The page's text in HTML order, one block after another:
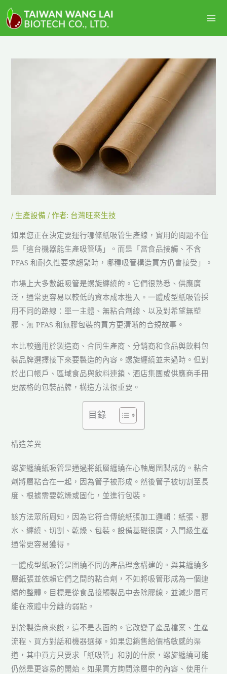
至
主
/ 生產設備 / 作者: 台灣旺來生技
如果您正在決定要運行哪條紙吸管生產線，實用的問題不僅
是「這台機器能生產吸管嗎」。而是「當食品接觸、不含
PFAS 和耐久性要求趨緊時，哪種吸管構造買方仍會接受」。
市場上大多數紙吸管是螺旋纏繞的。它們很熟悉、供應廣
泛，通常更容易以較低的資本成本進入。一體成型紙吸管採
用不同的路線：單一主體、無粘合劑線、以及對希望無塑
膠、無 PFAS 和無膠包裝的買方更清晰的合規故事。
本比較適用於製造商、合同生產商、分銷商和食品與飲料包
裝品牌選擇接下來要製造的內容。螺旋纏繞並未過時。但對
於出口帳戶、區域食品與飲料連鎖、酒店集團或供應商手冊
更嚴格的包裝品牌，構造方法很重要。
目錄
構造差異
螺旋纏繞紙吸管是通過將紙層纏繞在心軸周圍製成的。粘合
劑將層粘合在一起，因為管子被形成。然後管子被切割至長
度、根據需要乾燥或固化，並進行包裝。
該方法眾所周知，因為它符合傳統紙張加工邏輯：紙張、膠
水、纏繞、切割、乾燥、包裝。設備基礎很廣，入門級生產
通常更容易獲得。
一體成型紙吸管是圍繞不同的產品理念構建的。與其纏繞多
層紙張並依賴它們之間的粘合劑，不如將吸管形成為一個連
續的整體。目標是從食品接觸製品中去除膠線，並減少層可
能在液體中分離的弱點。
對於製造商來說，這不是表面的。它改變了產品檔案、生產
流程、買方對話和機器選擇。如果您銷售給價格敏感的渠
道，其中買方只要求「紙吸管」和別的什麼，螺旋纏繞可能
仍然是更容易的開始。如果買方詢問涂層中的內容、使用什